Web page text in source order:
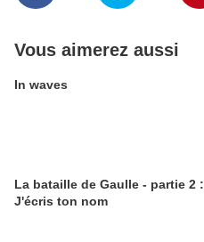
Vous aimerez aussi
In waves
La bataille de Gaulle - partie 2 :
J'écris ton nom